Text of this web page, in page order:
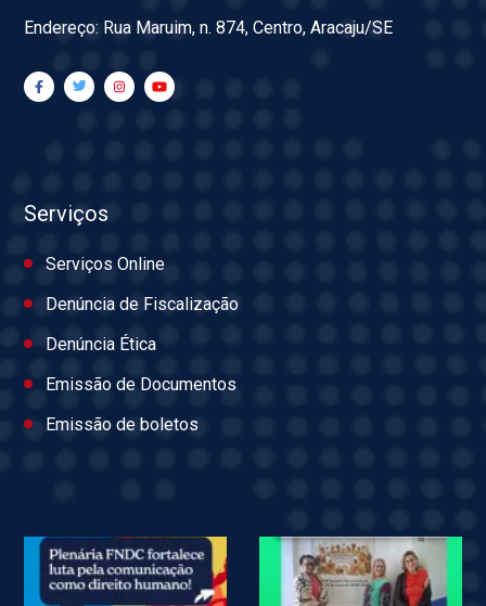
Endereço: Rua Maruim, n. 874, Centro, Aracaju/SE
Serviços
Serviços Online
Denúncia de Fiscalização
Denúncia Ética
Emissão de Documentos
Emissão de boletos